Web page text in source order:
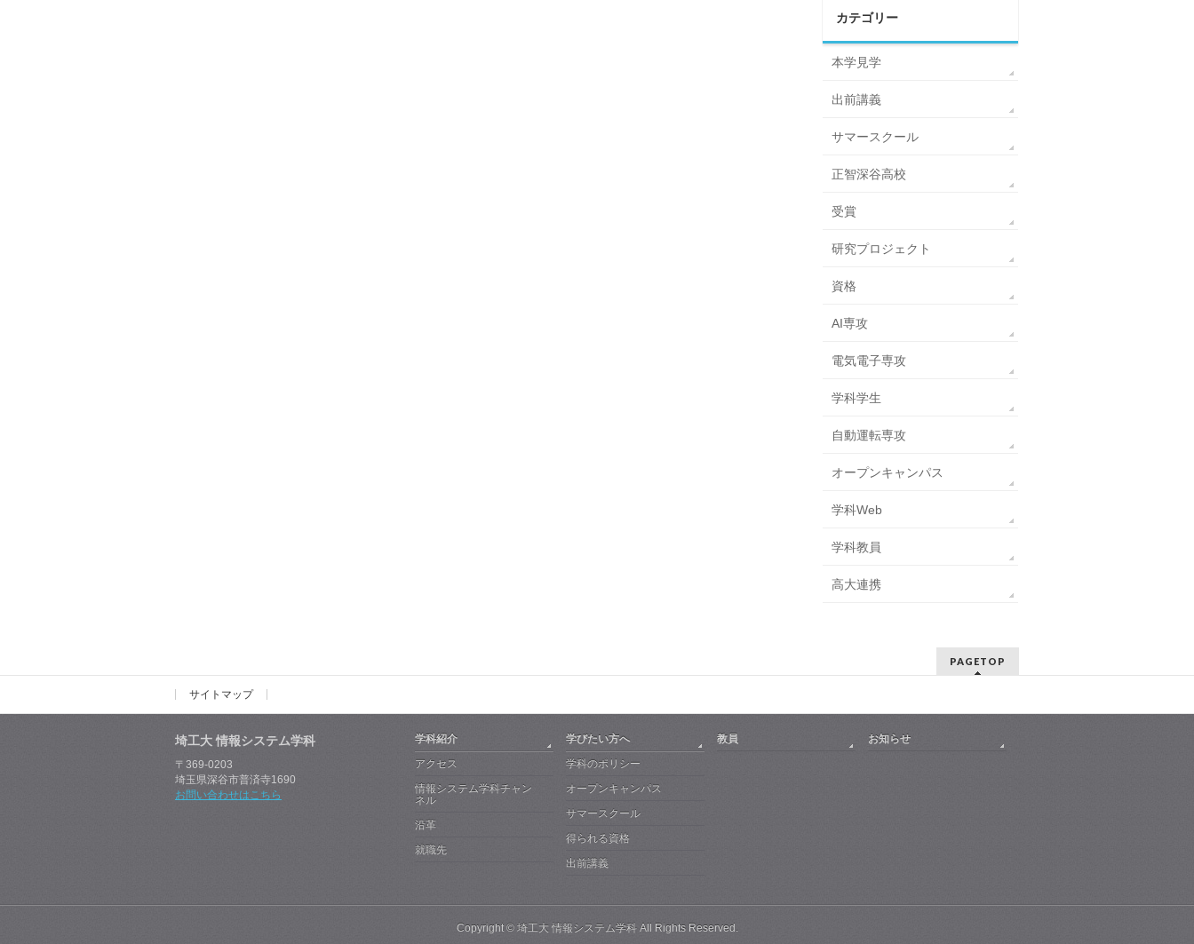
カテゴリー
本学見学
出前講義
サマースクール
正智深谷高校
受賞
研究プロジェクト
資格
AI専攻
電気電子専攻
学科学生
自動運転専攻
オープンキャンパス
学科Web
学科教員
高大連携
PAGETOP
サイトマップ
埼工大 情報システム学科
〒369-0203
埼玉県深谷市普済寺1690
お問い合わせはこちら
学科紹介
アクセス
情報システム学科チャン
ネル
沿革
就職先
学びたい方へ
学科のポリシー
オープンキャンパス
サマースクール
得られる資格
出前講義
教員 お知らせ
Copyright © 埼工大 情報システム学科All Rights Reserved.